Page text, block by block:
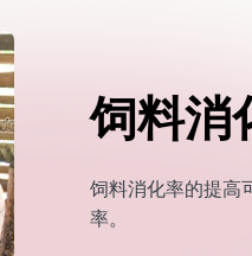
饲料消
饲料消化率的提高
率。